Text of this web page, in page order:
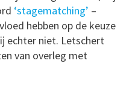
‘stagematching’ –
hebben op de keuze
echter niet. Letschert
van overleg met